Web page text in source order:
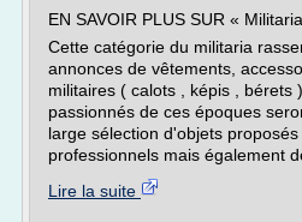
EN SAVOIR PLUS SUR «
Cette catégorie du militaria
annonces de vêtements,
militaires ( calots , képis , bérets
passionnés de ces époques
large sélection d'objets
professionnels mais également
Lire la suite